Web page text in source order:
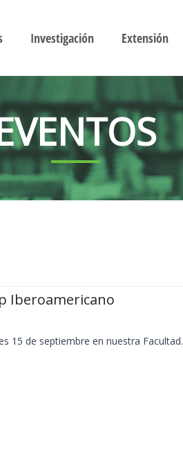
Investigación Extensión
Iberoamericano
15 de septiembre en nuestra Facultad.